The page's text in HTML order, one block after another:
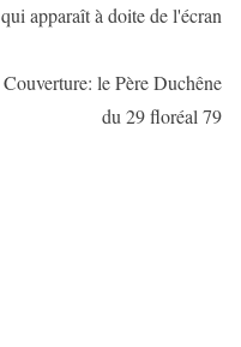
qui apparaît à doite de l'écran
Couverture: le Père Duchêne
du 29 floréal 79